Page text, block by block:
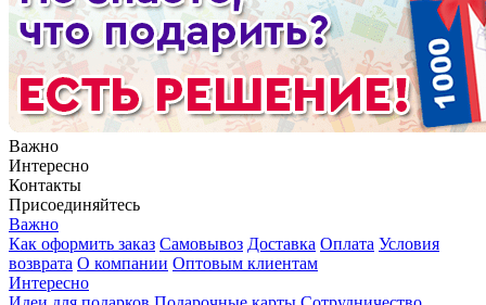
Важно
Интересно
Контакты
Присоединяйтесь
Важно
Как оформить заказ Самовывоз Доставка Оплата Условия
возврата О компании Оптовым клиентам
Интересно